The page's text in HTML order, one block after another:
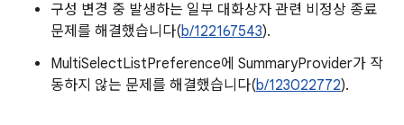
구성 변경 중 발생하는 일부 대화상자 관련 비정상 종료
문제를 해결했습니다(b/122167543).
MultiSelectListPreference에 SummaryProvider가 작
동하지 않는 문제를 해결했습니다(b/123022772).